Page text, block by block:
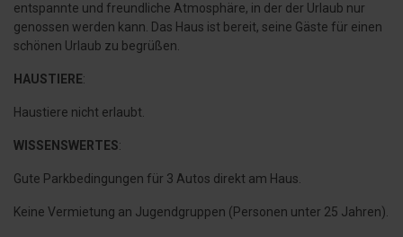
entspannte und freundliche Atmosphäre, in der der Urlaub nur
genossen werden kann. Das Haus ist bereit, seine Gäste für einen
schönen Urlaub zu begrüßen.
HAUSTIERE:
Haustiere nicht erlaubt.
WISSENSWERTES:
Gute Parkbedingungen für 3 Autos direkt am Haus.
Keine Vermietung an Jugendgruppen (Personen unter 25 Jahren).